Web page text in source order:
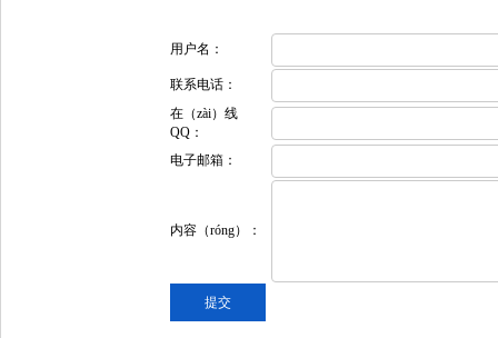
用户名：
联系电话：
在（zài）线
QQ：
电子邮箱：
内容（róng）：